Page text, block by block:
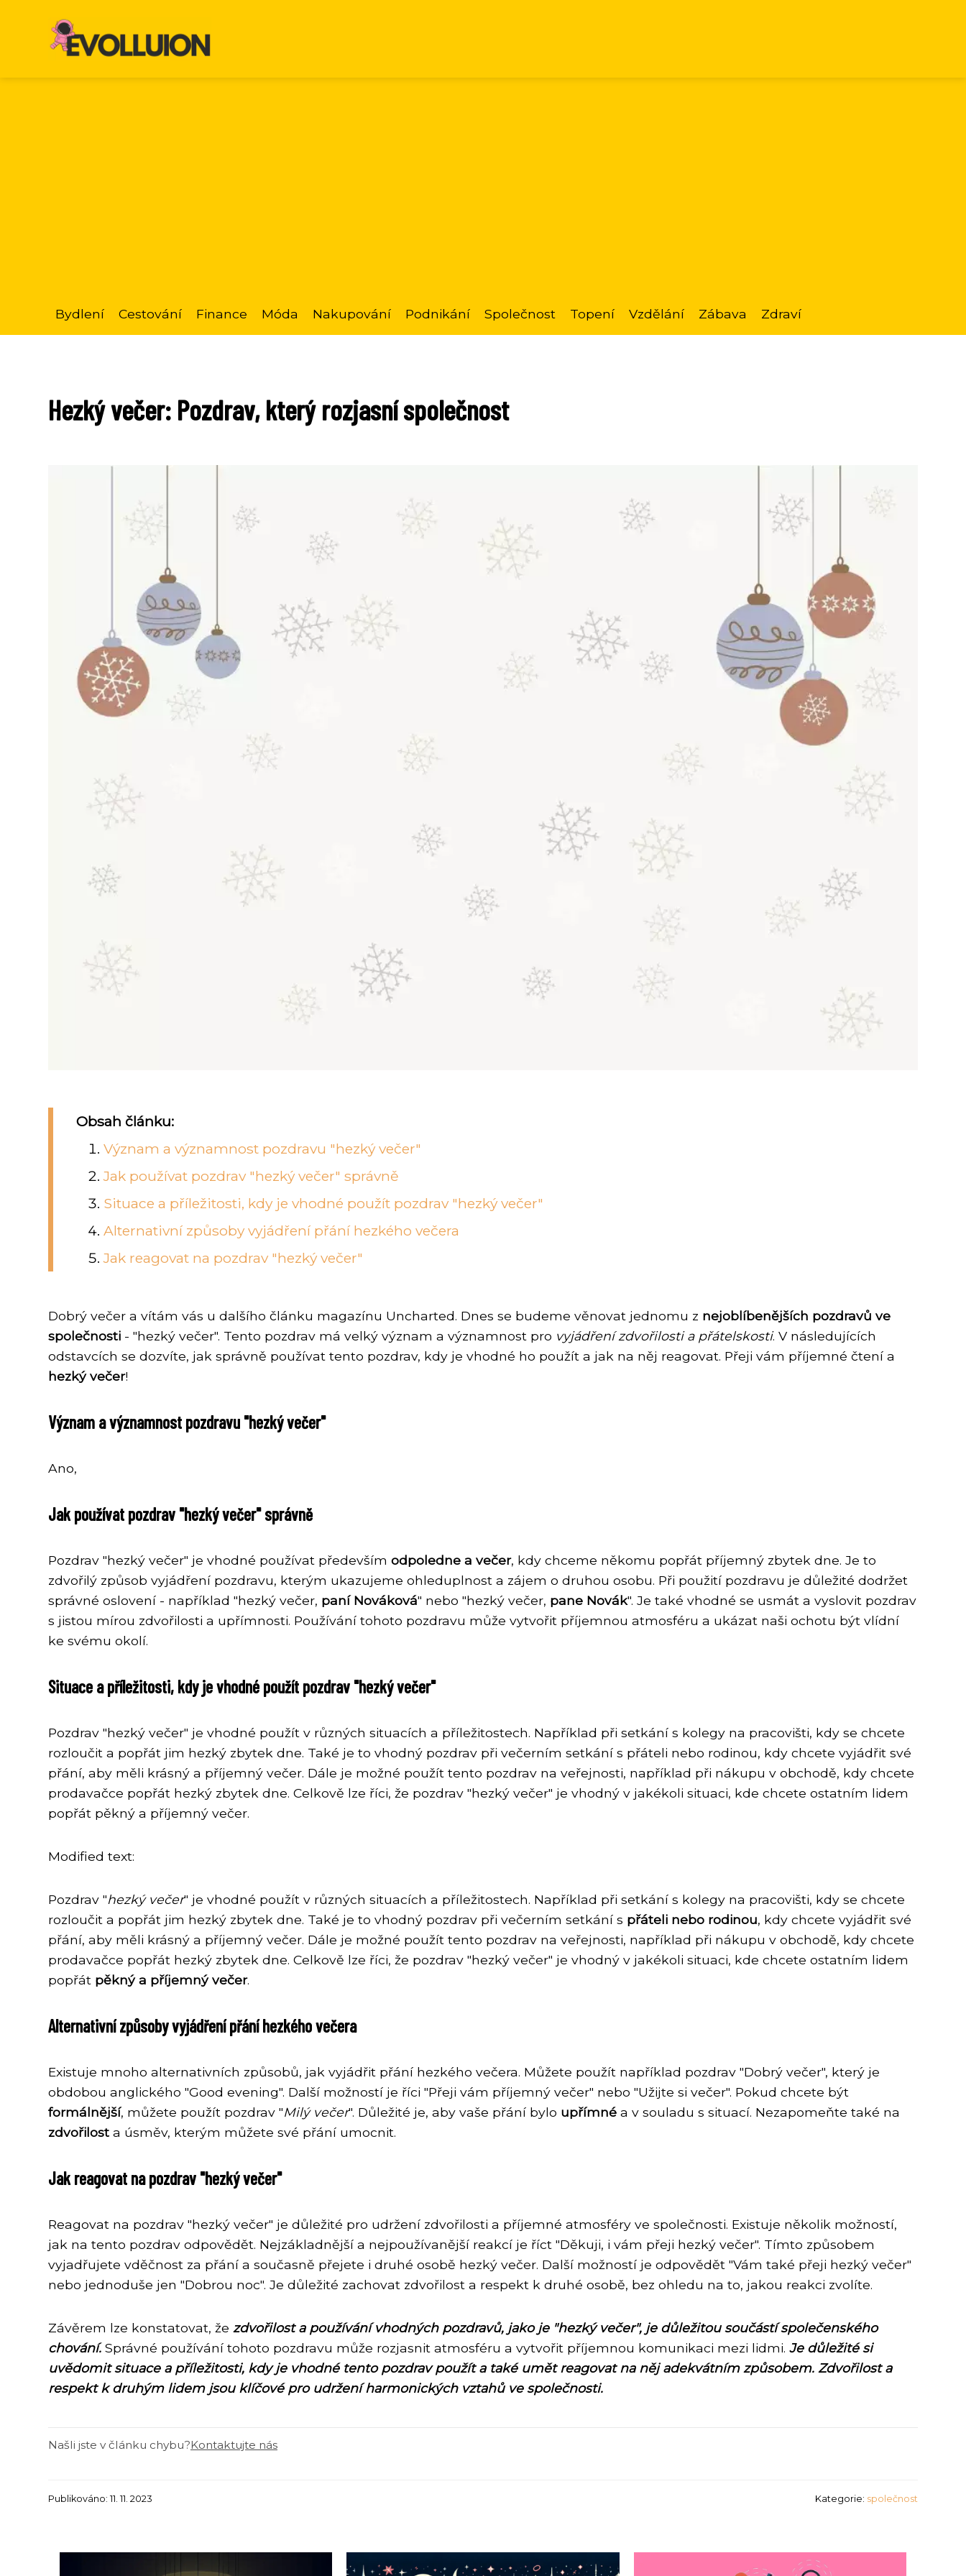
Bydlení Cestování Finance Móda Nakupování Podnikání Společnost Topení Vzdělání Zábava Zdraví
Hezký večer: Pozdrav, který rozjasní společnost
Obsah článku:
Význam a významnost pozdravu "hezký večer"
Jak používat pozdrav "hezký večer" správně
Situace a příležitosti, kdy je vhodné použít pozdrav "hezký večer"
Alternativní způsoby vyjádření přání hezkého večera
Jak reagovat na pozdrav "hezký večer"
Dobrý večer a vítám vás u dalšího článku magazínu Uncharted. Dnes se budeme věnovat jednomu z nejoblíbenějších pozdravů ve
společnosti - "hezký večer". Tento pozdrav má velký význam a významnost pro vyjádření zdvořilosti a přátelskosti. V následujících
odstavcích se dozvíte, jak správně používat tento pozdrav, kdy je vhodné ho použít a jak na něj reagovat. Přeji vám příjemné čtení a
hezký večer!
Význam a významnost pozdravu "hezký večer"
Ano,
Jak používat pozdrav "hezký večer" správně
Pozdrav "hezký večer" je vhodné používat především odpoledne a večer, kdy chceme někomu popřát příjemný zbytek dne. Je to
zdvořilý způsob vyjádření pozdravu, kterým ukazujeme ohleduplnost a zájem o druhou osobu. Při použití pozdravu je důležité dodržet
správné oslovení - například "hezký večer, paní Nováková" nebo "hezký večer, pane Novák". Je také vhodné se usmát a vyslovit pozdrav
s jistou mírou zdvořilosti a upřímnosti. Používání tohoto pozdravu může vytvořit příjemnou atmosféru a ukázat naši ochotu být vlídní
ke svému okolí.
Situace a příležitosti, kdy je vhodné použít pozdrav "hezký večer"
Pozdrav "hezký večer" je vhodné použít v různých situacích a příležitostech. Například při setkání s kolegy na pracovišti, kdy se chcete
rozloučit a popřát jim hezký zbytek dne. Také je to vhodný pozdrav při večerním setkání s přáteli nebo rodinou, kdy chcete vyjádřit své
přání, aby měli krásný a příjemný večer. Dále je možné použít tento pozdrav na veřejnosti, například při nákupu v obchodě, kdy chcete
prodavačce popřát hezký zbytek dne. Celkově lze říci, že pozdrav "hezký večer" je vhodný v jakékoli situaci, kde chcete ostatním lidem
popřát pěkný a příjemný večer.
Modified text:
Pozdrav "hezký večer" je vhodné použít v různých situacích a příležitostech. Například při setkání s kolegy na pracovišti, kdy se chcete
rozloučit a popřát jim hezký zbytek dne. Také je to vhodný pozdrav při večerním setkání s přáteli nebo rodinou, kdy chcete vyjádřit své
přání, aby měli krásný a příjemný večer. Dále je možné použít tento pozdrav na veřejnosti, například při nákupu v obchodě, kdy chcete
prodavačce popřát hezký zbytek dne. Celkově lze říci, že pozdrav "hezký večer" je vhodný v jakékoli situaci, kde chcete ostatním lidem
popřát pěkný a příjemný večer.
Alternativní způsoby vyjádření přání hezkého večera
Existuje mnoho alternativních způsobů, jak vyjádřit přání hezkého večera. Můžete použít například pozdrav "Dobrý večer", který je
obdobou anglického "Good evening". Další možností je říci "Přeji vám příjemný večer" nebo "Užijte si večer". Pokud chcete být
formálnější, můžete použít pozdrav "Milý večer". Důležité je, aby vaše přání bylo upřímné a v souladu s situací. Nezapomeňte také na
zdvořilost a úsměv, kterým můžete své přání umocnit.
Jak reagovat na pozdrav "hezký večer"
Reagovat na pozdrav "hezký večer" je důležité pro udržení zdvořilosti a příjemné atmosféry ve společnosti. Existuje několik možností,
jak na tento pozdrav odpovědět. Nejzákladnější a nejpoužívanější reakcí je říct "Děkuji, i vám přeji hezký večer". Tímto způsobem
vyjadřujete vděčnost za přání a současně přejete i druhé osobě hezký večer. Další možností je odpovědět "Vám také přeji hezký večer"
nebo jednoduše jen "Dobrou noc". Je důležité zachovat zdvořilost a respekt k druhé osobě, bez ohledu na to, jakou reakci zvolíte.
Závěrem lze konstatovat, že zdvořilost a používání vhodných pozdravů, jako je "hezký večer", je důležitou součástí společenského
chování.Správné používání tohoto pozdravu může rozjasnit atmosféru a vytvořit příjemnou komunikaci mezi lidmi. Je důležité si
uvědomit situace a příležitosti, kdy je vhodné tento pozdrav použít a také umět reagovat na něj adekvátním způsobem. Zdvořilost a
respekt k druhým lidem jsou klíčové pro udržení harmonických vztahů ve společnosti.
Našli jste v článku chybu?Kontaktujte nás
Publikováno: 11. 11. 2023 Kategorie: společnost